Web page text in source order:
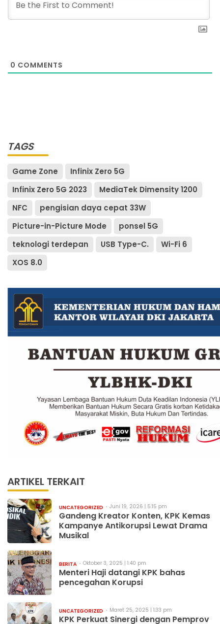
0 COMMENTS
TAGS
Game Zone
Infinix Zero 5G
Infinix Zero 5G 2023
MediaTek Dimensity 1200
NFC
pengisian daya cepat 33W
Picture-in-Picture Mode
ponsel 5G
teknologi terdepan
USB Type-C.
Wi-Fi 6
XOS 8.0
ARTIKEL TERKAIT
UNCATEGORIZED Juni 19, 2026 | 5:15 pm
Gandeng Kreator Konten, KPK Kemas
Kampanye Antikorupsi Lewat Drama
Musikal
BERITA Oktober 3, 2025 | 1:40 pm
Menteri Haji datangi KPK bahas
pencegahan Korupsi
UNCATEGORIZED Maret 25, 2025 | 1:33 pm
KPK Perkuat Sinergi dengan Pemprov